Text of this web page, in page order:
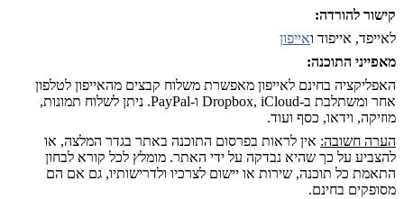
קישור להורדה:
לאייפד, אייפוד ואייפון
מאפייני התוכנה:
האפליקציה בחינם לאייפון מאפשרת משלוח קבצים מהאייפון לטלפון
אחר ומשתלבת ב-Dropbox, iCloud ו-PayPal. ניתן לשלוח תמונות,
מוזיקה, וידאו, כסף ועוד.
הערה חשובה: אין לראות בפרסום התוכנה באתר בגדר המלצה, או
להצביע על כך שהיא נבדקה על ידי האתר. מומלץ לכל קורא לבחון
התאמת כל תוכנה, שירות או יישום לצרכיו ולדרישותיו, גם אם הם
מסופקים בחינם.